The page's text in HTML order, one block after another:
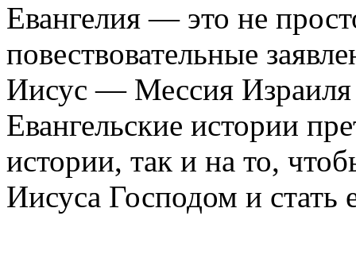
Евангелия — это не
повествовательные
Иисус — Мессия
Евангельские истории
истории, так и на то,
Иисуса Господом и стать